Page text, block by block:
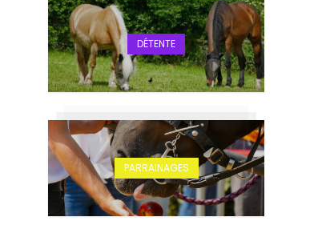
DÉTENTE
PARRAINAGES